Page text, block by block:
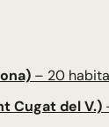
– 20
Cugat del V.)